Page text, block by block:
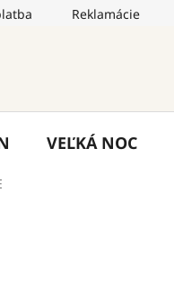
Reklamácie
VEĽKÁ NOC